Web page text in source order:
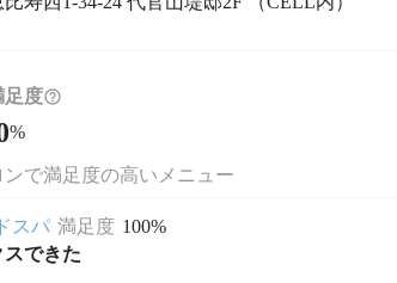
足度
%
で満足度の高いメニュー
スパ 満足度 100%
できた